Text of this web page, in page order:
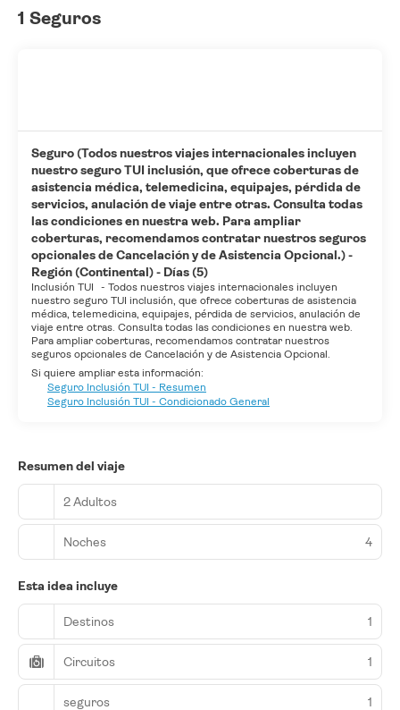
1 Seguros
Seguro (Todos nuestros viajes internacionales incluyen
nuestro seguro TUI inclusión, que ofrece coberturas de
asistencia médica, telemedicina, equipajes, pérdida de
servicios, anulación de viaje entre otras. Consulta todas
las condiciones en nuestra web. Para ampliar
coberturas, recomendamos contratar nuestros seguros
opcionales de Cancelación y de Asistencia Opcional.) -
Región (Continental) - Días (5)
Inclusión TUI - Todos nuestros viajes internacionales incluyen
nuestro seguro TUI inclusión, que ofrece coberturas de asistencia
médica, telemedicina, equipajes, pérdida de servicios, anulación de
viaje entre otras. Consulta todas las condiciones en nuestra web.
Para ampliar coberturas, recomendamos contratar nuestros
seguros opcionales de Cancelación y de Asistencia Opcional.
Si quiere ampliar esta información:
Seguro Inclusión TUI - Resumen
Seguro Inclusión TUI - Condicionado General
Resumen del viaje
2 Adultos
Noches 4
Esta idea incluye
Destinos 1
Circuitos 1
seguros 1